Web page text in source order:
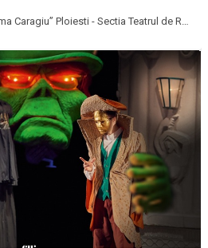
Ploiesti - Sectia Teatrul de Revista „Majestic”